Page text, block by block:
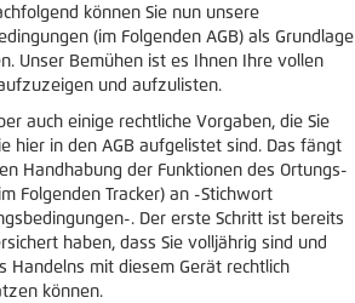
können Sie nun unsere
(im Folgenden AGB) als Grundlage
Unser Bemühen ist es Ihnen Ihre vollen
und aufzulisten.
auch einige rechtliche Vorgaben, die Sie
hier in den AGB aufgelistet sind. Das fängt
Handhabung der Funktionen des Ortungs-
Folgenden Tracker) an -Stichwort
. Der erste Schritt ist bereits
haben, dass Sie volljährig sind und
Handelns mit diesem Gerät rechtlich
können.